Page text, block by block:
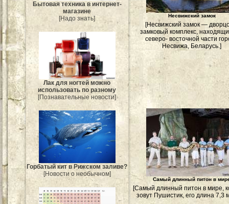
Бытовая техника в интернет-
магазине
[Надо знать]
Лак для ногтей можно
использовать по разному
[Познавательные новости]
Горбатый кит в Рижском заливе?
[Новости о необычном]
Несвижский замок
[Несвижский замок —
замковый комплекс,
северо- восточной части
Несвижа, Беларусь.]
Самый длинный питон в
[Самый длинный питон в мире,
зовут Пушистик, его длина 7,3